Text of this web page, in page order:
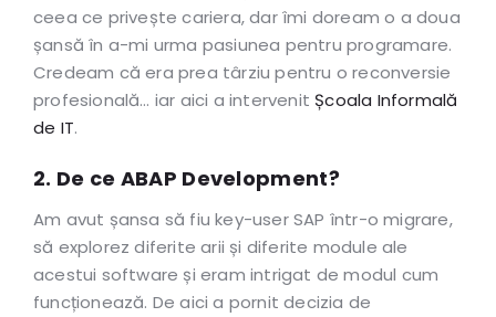
ceea ce privește cariera, dar îmi doream o a doua
șansă în a-mi urma pasiunea pentru programare.
Credeam că era prea târziu pentru o reconversie
profesională… iar aici a intervenit Școala Informală
de IT.
2. De ce ABAP Development?
Am avut șansa să fiu key-user SAP într-o migrare,
să explorez diferite arii și diferite module ale
acestui software și eram intrigat de modul cum
funcționează. De aici a pornit decizia de